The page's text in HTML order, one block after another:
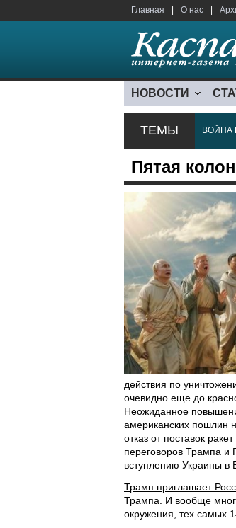
Главная О нас
НОВОСТИ
ТЕМЫ ВОЙНА
Пятая
действия по
очевидно еще до
Неожиданное
американских пошлин
отказ от поставок
переговоров Трампа и
вступлению Украины в
Трамп приглашает
Трампа. И вообще
окружения, тех самых